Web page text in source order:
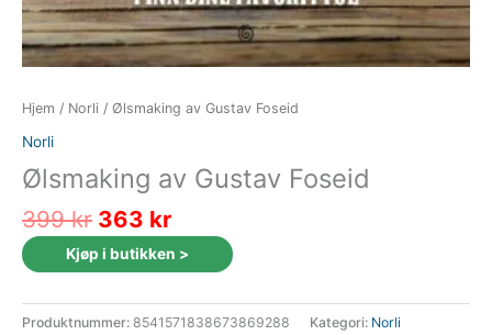
Hjem / Norli / Ølsmaking av Gustav Foseid
Norli
Ølsmaking av Gustav Foseid
399kr Opprinnelig
pris
var:
363 krNåværende
pris
er:
Kjøp i butikken >
Produktnummer: 8541571838673869288 Kategori: Norli